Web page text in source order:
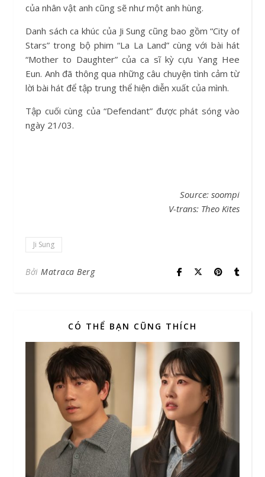
của nhân vật anh cũng sẽ như một anh hùng.
Danh sách ca khúc của Ji Sung cũng bao gồm “City of
Stars” trong bộ phim “La La Land” cùng với bài hát
“Mother to Daughter” của ca sĩ kỳ cựu Yang Hee
Eun. Anh đã thông qua những câu chuyện tình cảm từ
lời bài hát để tập trung thể hiện diễn xuất của mình.
Tập cuối cùng của “Defendant” được phát sóng vào
ngày 21/03.
Source: soompi
V-trans: Theo Kites
Ji Sung
Bởi Matraca Berg
CÓ THỂ BẠN CŨNG THÍCH